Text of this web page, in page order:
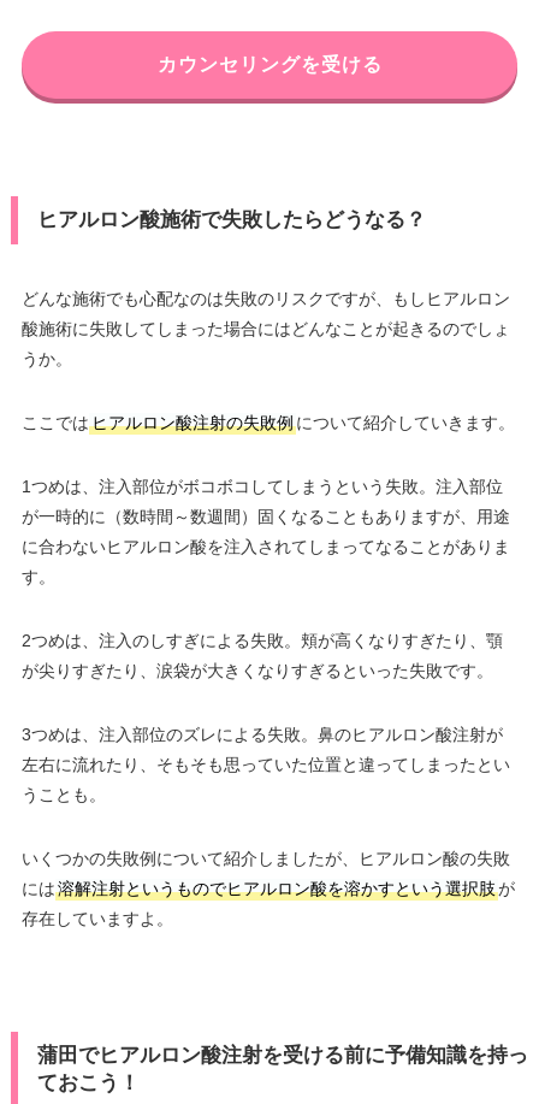
カウンセリングを受ける
ヒアルロン酸施術で失敗したらどうなる？
どんな施術でも心配なのは失敗のリスクですが、もしヒアルロン
酸施術に失敗してしまった場合にはどんなことが起きるのでしょ
うか。
ここではヒアルロン酸注射の失敗例について紹介していきます。
1つめは、注入部位がボコボコしてしまうという失敗。注入部位
が一時的に（数時間～数週間）固くなることもありますが、用途
に合わないヒアルロン酸を注入されてしまってなることがありま
す。
2つめは、注入のしすぎによる失敗。頬が高くなりすぎたり、顎
が尖りすぎたり、涙袋が大きくなりすぎるといった失敗です。
3つめは、注入部位のズレによる失敗。鼻のヒアルロン酸注射が
左右に流れたり、そもそも思っていた位置と違ってしまったとい
うことも。
いくつかの失敗例について紹介しましたが、ヒアルロン酸の失敗
には溶解注射というものでヒアルロン酸を溶かすという選択肢が
存在していますよ。
蒲田でヒアルロン酸注射を受ける前に予備知識を持っ
ておこう！